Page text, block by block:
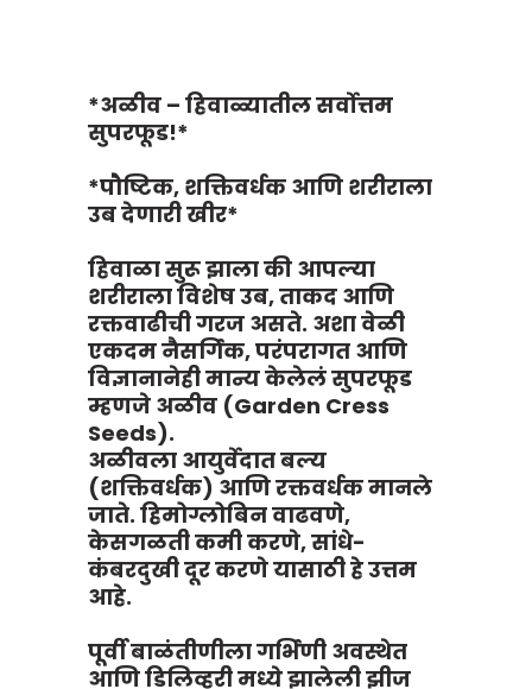
*अळीव – हिवाळ्यातील सर्वोत्तम
सुपरफूड!*
*पौष्टिक, शक्तिवर्धक आणि शरीराला
उब देणारी खीर*
हिवाळा सुरू झाला की आपल्या
शरीराला विशेष उब, ताकद आणि
रक्तवाढीची गरज असते. अशा वेळी
एकदम नैसर्गिक, परंपरागत आणि
विज्ञानानेही मान्य केलेलं सुपरफूड
म्हणजे अळीव (Garden Cress
Seeds).
अळीवला आयुर्वेदात बल्य
(शक्तिवर्धक) आणि रक्तवर्धक मानले
जाते. हिमोग्लोबिन वाढवणे,
केसगळती कमी करणे, सांधे-
कंबरदुखी दूर करणे यासाठी हे उत्तम
आहे.
पूर्वी बाळंतीणीला गर्भिणी अवस्थेत
आणि डिलिव्हरी मध्ये झालेली झीज